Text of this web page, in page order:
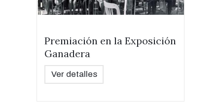
Premiación en la Exposición
Ganadera
Ver detalles